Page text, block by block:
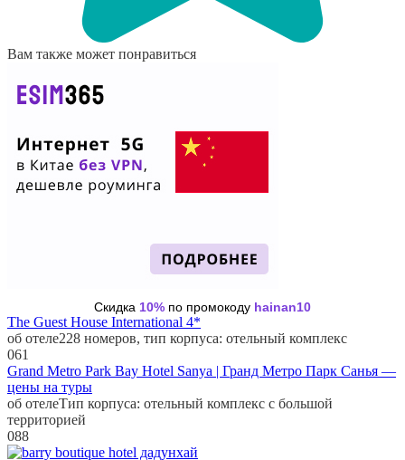
Вам также может понравиться
Скидка 10% по промокоду hainan10
The Guest House International 4*
об отеле228 номеров, тип корпуса: отельный комплекс
061
Grand Metro Park Bay Hotel Sanya | Гранд Метро Парк Санья —
цены на туры
об отелеТип корпуса: отельный комплекс с большой
территорией
088